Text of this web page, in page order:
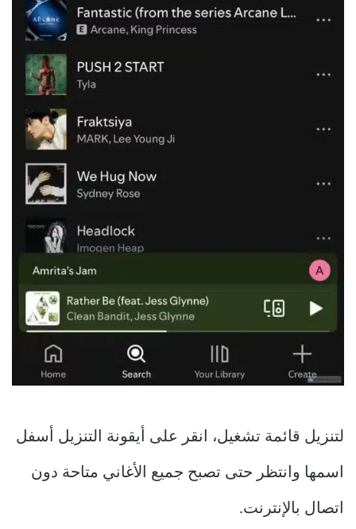
لتنزيل قائمة تشغيل، انقر على أيقونة التنزيل أسفل
اسمها وانتظر حتى تصبح جميع الأغاني متاحة دون
اتصال بالإنترنت.